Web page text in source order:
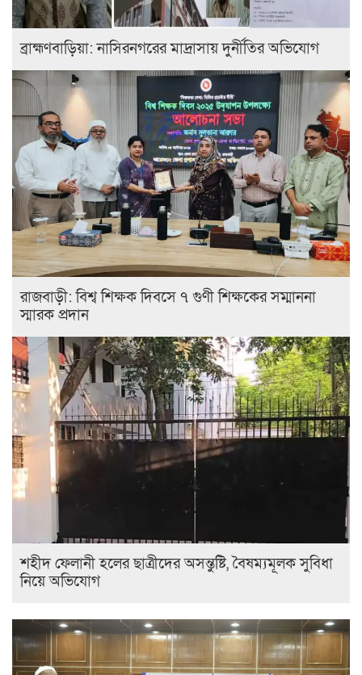
ব্রাহ্মণবাড়িয়া: নাসিরনগরের মাদ্রাসায় দুর্নীতির অভিযোগ
রাজবাড়ী: বিশ্ব শিক্ষক দিবসে ৭ গুণী শিক্ষকের সম্মাননা
স্মারক প্রদান
শহীদ ফেলানী হলের ছাত্রীদের অসন্তুষ্টি, বৈষম্যমূলক সুবিধা
নিয়ে অভিযোগ